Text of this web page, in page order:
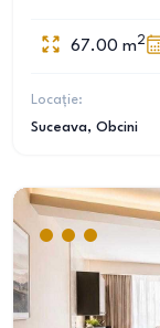
67.00 m2
Locație:
Suceava, Obcini